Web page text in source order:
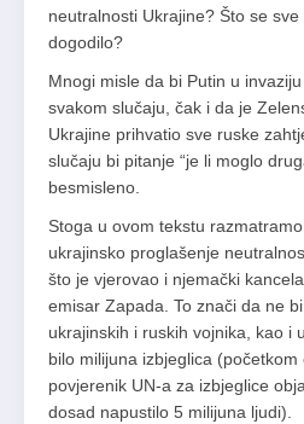
neutralnosti Ukrajine? Što se
dogodilo?
Mnogi misle da bi Putin u
svakom slučaju, čak i da je
Ukrajine prihvatio sve ruske
slučaju bi pitanje “je li moglo
besmisleno.
Stoga u ovom tekstu
ukrajinsko proglašenje
što je vjerovao i njemački
emisar Zapada. To znači da ne
ukrajinskih i ruskih vojnika, kao i
bilo milijuna izbjeglica
povjerenik UN-a za izbjeglice
dosad napustilo 5 milijuna ljudi).